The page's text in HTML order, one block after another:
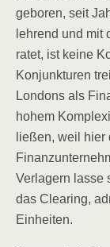
gebo­ren, seit
leh­rend und
ra­tet, ist kei­ne
Kon­junk­tu­ren
Lon­dons als
hohem
lie­ßen, weil
Ver­la­gern las­se
das Clea­ring,
Einheiten.